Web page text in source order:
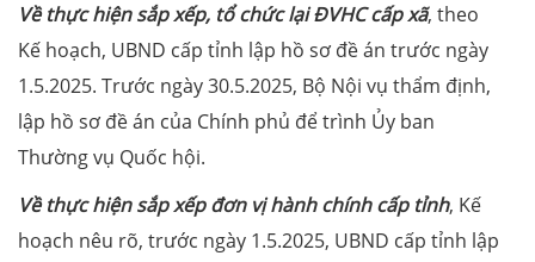
Về thực hiện sắp xếp, tổ chức lại ĐVHC cấp xã, theo
Kế hoạch, UBND cấp tỉnh lập hồ sơ đề án trước ngày
1.5.2025. Trước ngày 30.5.2025, Bộ Nội vụ thẩm định,
lập hồ sơ đề án của Chính phủ để trình Ủy ban
Thường vụ Quốc hội.
Về thực hiện sắp xếp đơn vị hành chính cấp tỉnh, Kế
hoạch nêu rõ, trước ngày 1.5.2025, UBND cấp tỉnh lập